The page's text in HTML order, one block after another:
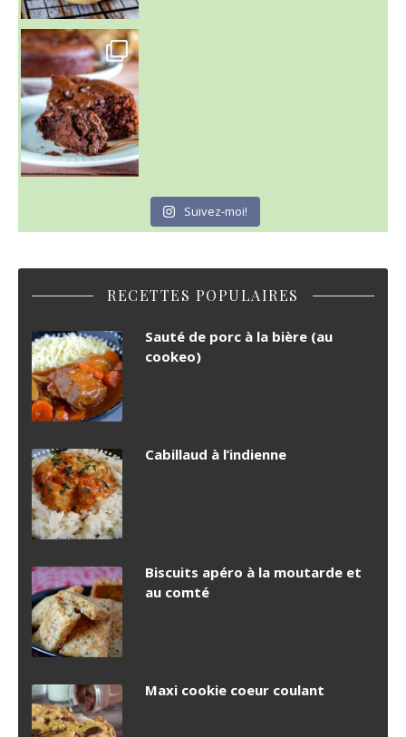
~ GÂTEAU FONDANT CHOCO NOISETTE ~
C'est lundi
Suivez-moi!
RECETTES POPULAIRES
Sauté de porc à la bière (au
cookeo)
Cabillaud à l’indienne
Biscuits apéro à la moutarde et
au comté
Maxi cookie coeur coulant